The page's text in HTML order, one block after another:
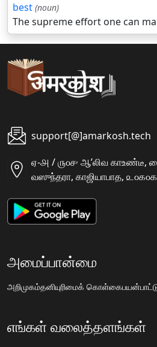
best (noun)
The supreme effort one can
support[@]amarkosh.tech
ஏ-௮ / ௫௦௪ ஆʼலிவ காஉண்டீ,
வஸுந்தரா, காஜியாபாத,
அமைப்பான்மை
அறிமுகம்தனியுரிமைக் கொள்கை
எங்கள் வலைத்தளங்கள்